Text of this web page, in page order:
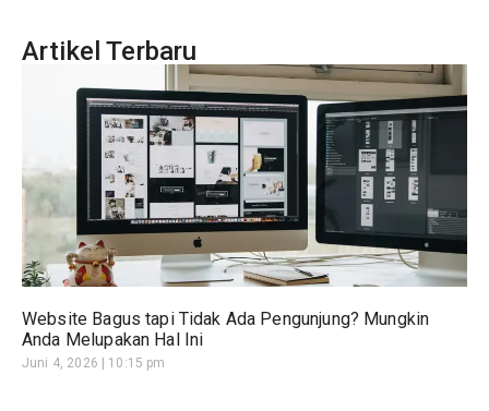
Artikel Terbaru
Website Bagus tapi Tidak Ada Pengunjung? Mungkin
Anda Melupakan Hal Ini
Juni 4, 2026 10:15 pm